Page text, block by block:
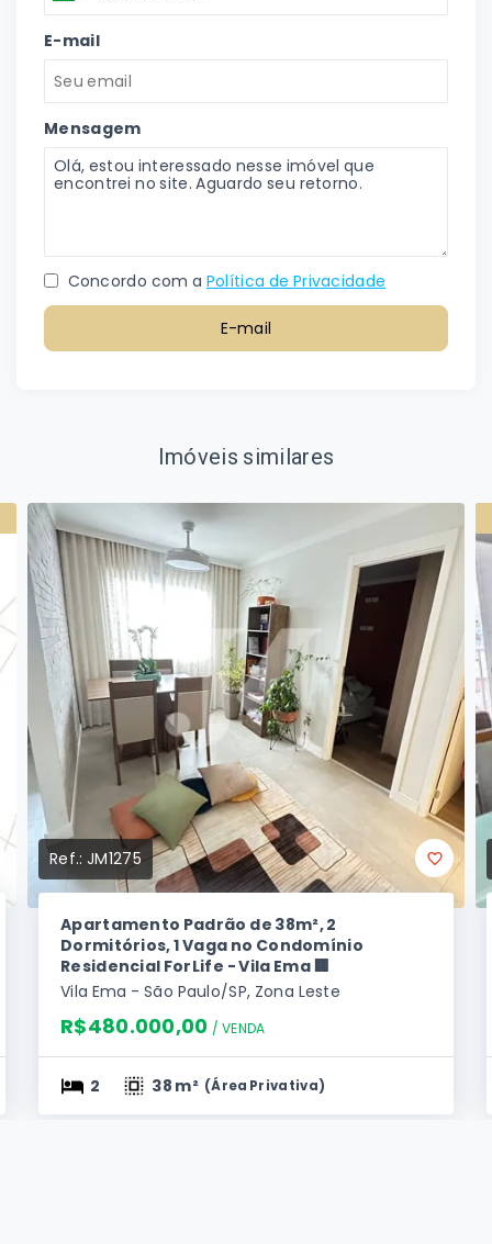
E-mail
Mensagem
Concordo com a Política de Privacidade
E-mail
Imóveis similares
Ref.:JM1275
Apartamento Padrão de 38m², 2
Dormitórios, 1 Vaga no Condomínio
Residencial ForLife - Vila Ema 🏢
Vila Ema - São Paulo/SP, Zona Leste
R$480.000,00 / VENDA
2 38 m² (Área Privativa)